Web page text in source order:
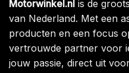
Motorwinkel.nl is de
van Nederland. Met een
producten en een focus
vertrouwde partner voor
jouw passie, direct uit